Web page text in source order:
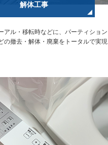
解体工事
アル・移転時などに、パーティション
の撤去・解体・廃棄をトータルで実現